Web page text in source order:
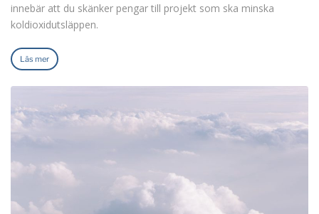
innebär att du skänker pengar till projekt som ska minska
koldioxidutsläppen.
Läs mer